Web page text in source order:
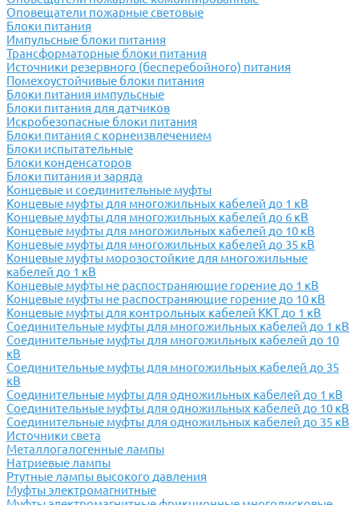
Оповещатели пожарные световые
Блоки питания
Импульсные блоки питания
Трансформаторные блоки питания
Источники резервного (бесперебойного) питания
Помехоустойчивые блоки питания
Блоки питания импульсные
Блоки питания для датчиков
Искробезопасные блоки питания
Блоки питания с корнеизвлечением
Блоки испытательные
Блоки конденсаторов
Блоки питания и заряда
Концевые и соединительные муфты
Концевые муфты для многожильных кабелей до 1 кВ
Концевые муфты для многожильных кабелей до 6 кВ
Концевые муфты для многожильных кабелей до 10 кВ
Концевые муфты для многожильных кабелей до 35 кВ
Концевые муфты морозостойкие для многожильные
кабелей до 1 кВ
Концевые муфты не распостраняющие горение до 1 кВ
Концевые муфты не распостраняющие горение до 10 кВ
Концевые муфты для контрольных кабелей ККТ до 1 кВ
Соединительные муфты для многожильных кабелей до 1 кВ
Соединительные муфты для многожильных кабелей до 10
кВ
Соединительные муфты для многожильных кабелей до 35
кВ
Соединительные муфты для одножильных кабелей до 1 кВ
Соединительные муфты для одножильных кабелей до 10 кВ
Соединительные муфты для одножильных кабелей до 35 кВ
Источники света
Металлогалогенные лампы
Натриевые лампы
Ртутные лампы высокого давления
Муфты электромагнитные